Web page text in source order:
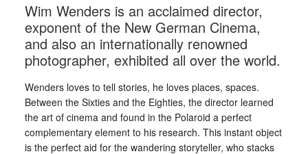
Wim Wenders is an acclaimed director,
exponent of the New German Cinema,
and also an internationally renowned
photographer, exhibited all over the world.
Wenders loves to tell stories, he loves places, spaces.
Between the Sixties and the Eighties, the director learned
the art of cinema and found in the Polaroid a perfect
complementary element to his research. This instant object
is the perfect aid for the wandering storyteller, who stacks